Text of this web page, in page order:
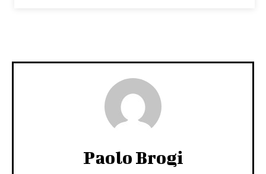
Paolo Brogi